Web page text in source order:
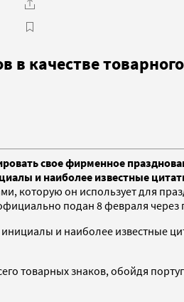
в качестве
свое фирменное
и наиболее известные
которую он использует для
подан 8 февраля
и наиболее известные
товарных знаков, обойдя